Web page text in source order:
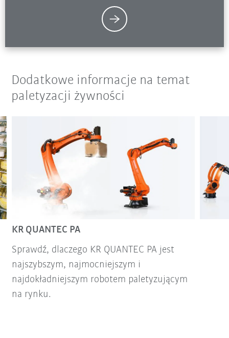
Dodatkowe informacje na temat
paletyzacji żywności
KR QUANTEC PA
Sprawdź, dlaczego KR QUANTEC PA jest
najszybszym, najmocniejszym i
najdokładniejszym robotem paletyzującym
na rynku.